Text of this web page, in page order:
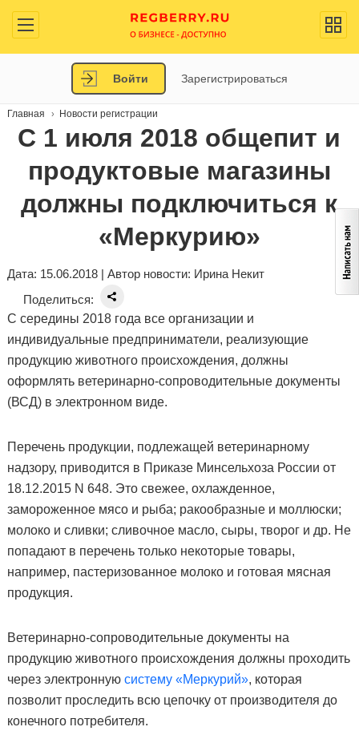
Войти Зарегистрироваться
Главная Новости регистрации
С 1 июля 2018 общепит и
продуктовые магазины
должны подключиться к
«Меркурию»
Дата: 15.06.2018 | Автор новости: Ирина Некит
Поделиться:
С середины 2018 года все организации и
индивидуальные предприниматели, реализующие
продукцию животного происхождения, должны
оформлять ветеринарно-сопроводительные документы
(ВСД) в электронном виде.
Перечень продукции, подлежащей ветеринарному
надзору, приводится в Приказе Минсельхоза России от
18.12.2015 N 648. Это свежее, охлажденное,
замороженное мясо и рыба; ракообразные и моллюски;
молоко и сливки; сливочное масло, сыры, творог и др. Не
попадают в перечень только некоторые товары,
например, пастеризованное молоко и готовая мясная
продукция.
Ветеринарно-сопроводительные документы на
продукцию животного происхождения должны проходить
через электронную систему «Меркурий», которая
позволит проследить всю цепочку от производителя до
конечного потребителя.